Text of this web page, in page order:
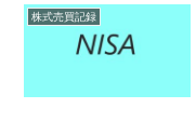
株式売買記録